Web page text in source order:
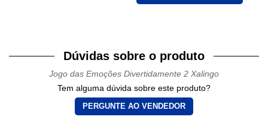
Dúvidas sobre o produto
Jogo das Emoções Divertidamente 2 Xalingo
Tem alguma dúvida sobre este produto?
PERGUNTE AO VENDEDOR